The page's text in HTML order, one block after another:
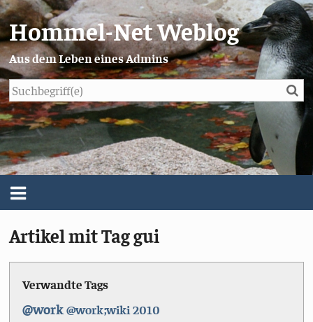
Hommel-Net Weblog
Aus dem Leben eines Admins
Menü
Über mich
Impressum/Datenschutz
Artikel mit Tag gui
Verwandte Tags
@work@work;wiki 2010